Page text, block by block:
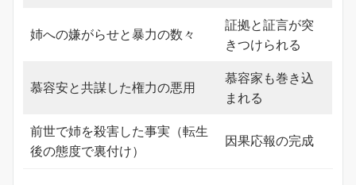
姉への嫌がらせと暴力の数々
証拠と証言が突
きつけられる
慕容安と共謀した権力の悪用
慕容家も巻き込
まれる
前世で姉を殺害した事実（転生
後の態度で裏付け）
因果応報の完成